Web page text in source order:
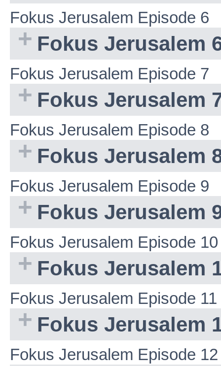
Fokus Jerusalem Episode 6
Fokus Jerusalem
Fokus Jerusalem Episode 7
Fokus Jerusalem
Fokus Jerusalem Episode 8
Fokus Jerusalem
Fokus Jerusalem Episode 9
Fokus Jerusalem
Fokus Jerusalem Episode 10
Fokus Jerusalem
Fokus Jerusalem Episode 11
Fokus Jerusalem
Fokus Jerusalem Episode 12